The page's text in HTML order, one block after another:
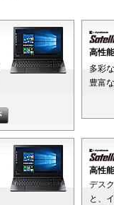
高性
多彩
豊富
高性
デス
と、